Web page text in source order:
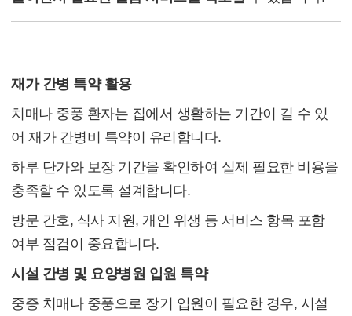
재가 간병 특약 활용
치매나 중풍 환자는 집에서 생활하는 기간이 길 수 있
어 재가 간병비 특약이 유리합니다.
하루 단가와 보장 기간을 확인하여 실제 필요한 비용을
충족할 수 있도록 설계합니다.
방문 간호, 식사 지원, 개인 위생 등 서비스 항목 포함
여부 점검이 중요합니다.
시설 간병 및 요양병원 입원 특약
중증 치매나 중풍으로 장기 입원이 필요한 경우, 시설